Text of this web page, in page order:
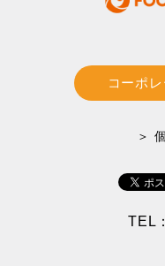
コーポ
＞
TEL